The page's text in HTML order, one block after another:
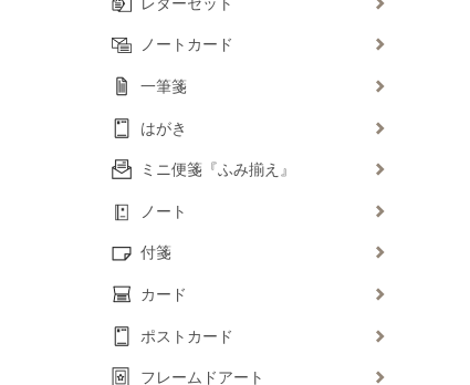
ノートカード
一筆箋
はがき
ミニ便箋『ふみ揃え』
ノート
付箋
カード
ポストカード
フレームドアート